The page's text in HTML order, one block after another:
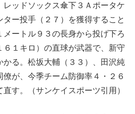
レッドソックス傘下３Ａポータケ
ター投手（２７）を獲得すること
ートル９３の長身から投げ下ろ
１キロ）の直球が武器で、新守
かる。松坂大輔（３３）、田沢純
が、今季チーム防御率４・２６
す。（サンケイスポーツ引用）